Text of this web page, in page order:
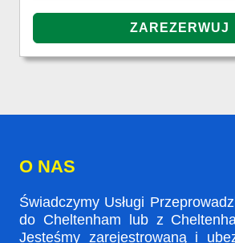
O NAS
Świadczymy Usługi
do Cheltenham lub z
Jesteśmy zarejestrowaną i